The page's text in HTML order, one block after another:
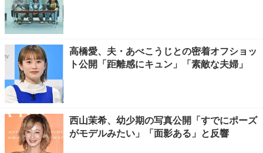
高橋愛、夫・あべこうじとの密着オフショッ
ト公開「距離感にキュン」「素敵な夫婦」
西山茉希、幼少期の写真公開「すでにポーズ
がモデルみたい」「面影ある」と反響